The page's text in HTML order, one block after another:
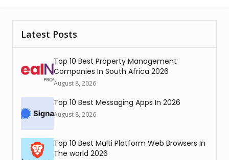
Latest Posts
Top 10 Best Property Management
Companies In South Africa 2026
August 8, 2026
Top 10 Best Messaging Apps In 2026
August 8, 2026
Top 10 Best Multi Platform Web Browsers In
The world 2026